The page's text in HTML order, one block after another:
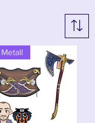
Metall